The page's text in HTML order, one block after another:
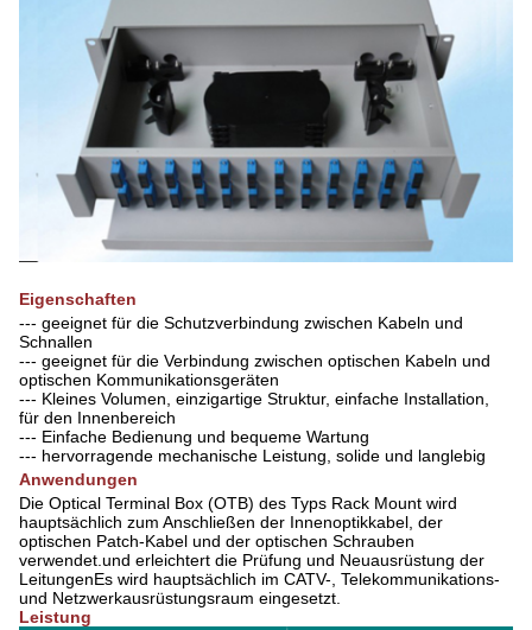
Eigenschaften
--- geeignet für die Schutzverbindung zwischen Kabeln und
Schnallen
--- geeignet für die Verbindung zwischen optischen Kabeln und
optischen Kommunikationsgeräten
--- Kleines Volumen, einzigartige Struktur, einfache Installation,
für den Innenbereich
--- Einfache Bedienung und bequeme Wartung
--- hervorragende mechanische Leistung, solide und langlebig
Anwendungen
Die Optical Terminal Box (OTB) des Typs Rack Mount wird
hauptsächlich zum Anschließen der Innenoptikkabel, der
optischen Patch-Kabel und der optischen Schrauben
verwendet.und erleichtert die Prüfung und Neuausrüstung der
LeitungenEs wird hauptsächlich im CATV-, Telekommunikations-
und Netzwerkausrüstungsraum eingesetzt.
Leistung